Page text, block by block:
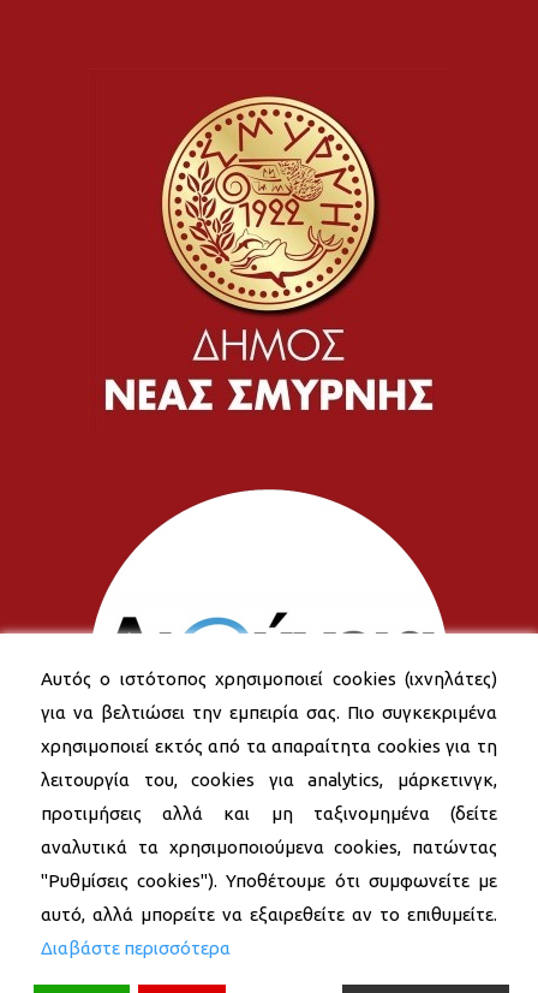
Αυτός ο ιστότοπος χρησιμοποιεί cookies (ιχνηλάτες)
για να βελτιώσει την εμπειρία σας. Πιο συγκεκριμένα
χρησιμοποιεί εκτός από τα απαραίτητα cookies για τη
λειτουργία του, cookies για analytics, μάρκετινγκ,
προτιμήσεις αλλά και μη ταξινομημένα (δείτε
αναλυτικά τα χρησιμοποιούμενα cookies, πατώντας
"Ρυθμίσεις cookies"). Υποθέτουμε ότι συμφωνείτε με
αυτό, αλλά μπορείτε να εξαιρεθείτε αν το επιθυμείτε.
Διαβάστε περισσότερα